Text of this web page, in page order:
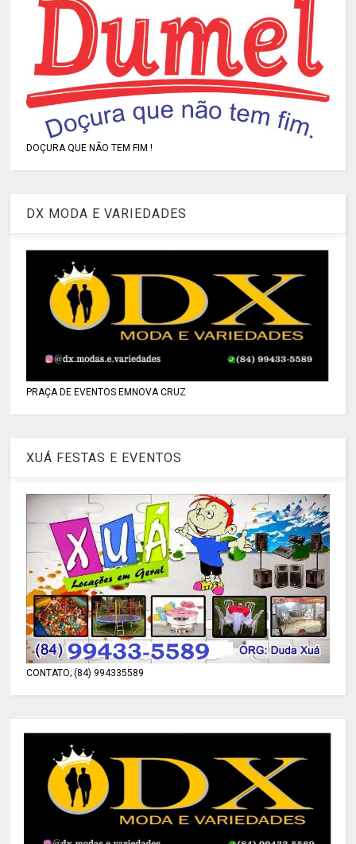
DOÇURA QUE NÃO TEM FIM !
DX MODA E VARIEDADES
PRAÇA DE EVENTOS EMNOVA CRUZ
XUÁ FESTAS E EVENTOS
CONTATO; (84) 994335589